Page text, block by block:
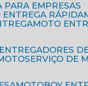
PARA EMPRESAS
ENTREGA RÁPIDA
MOTO
ENTREGADORES
SERVIÇO DE